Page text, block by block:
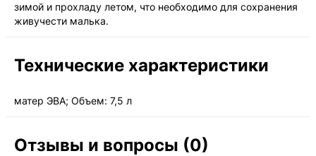
зимой и прохладу летом, что необходимо для сохранения
живучести малька.
Технические характеристики
матер ЭВА; Объем: 7,5 л
Отзывы и вопросы (0)